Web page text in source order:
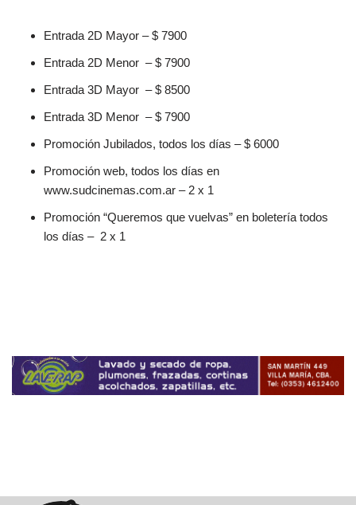
Entrada 2D Mayor – $ 7900
Entrada 2D Menor – $ 7900
Entrada 3D Mayor – $ 8500
Entrada 3D Menor – $ 7900
Promoción Jubilados, todos los días – $ 6000
Promoción web, todos los días en
www.sudcinemas.com.ar – 2 x 1
Promoción “Queremos que vuelvas” en boletería todos
los días – 2 x 1